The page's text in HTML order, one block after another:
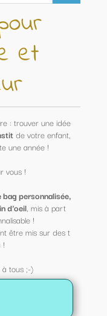
et
: trouver une idée
de votre enfant,
une année !
vous !
personnalisée,
d'oeil, mis à part
!
être mis sur des t
!
à tous ;-)